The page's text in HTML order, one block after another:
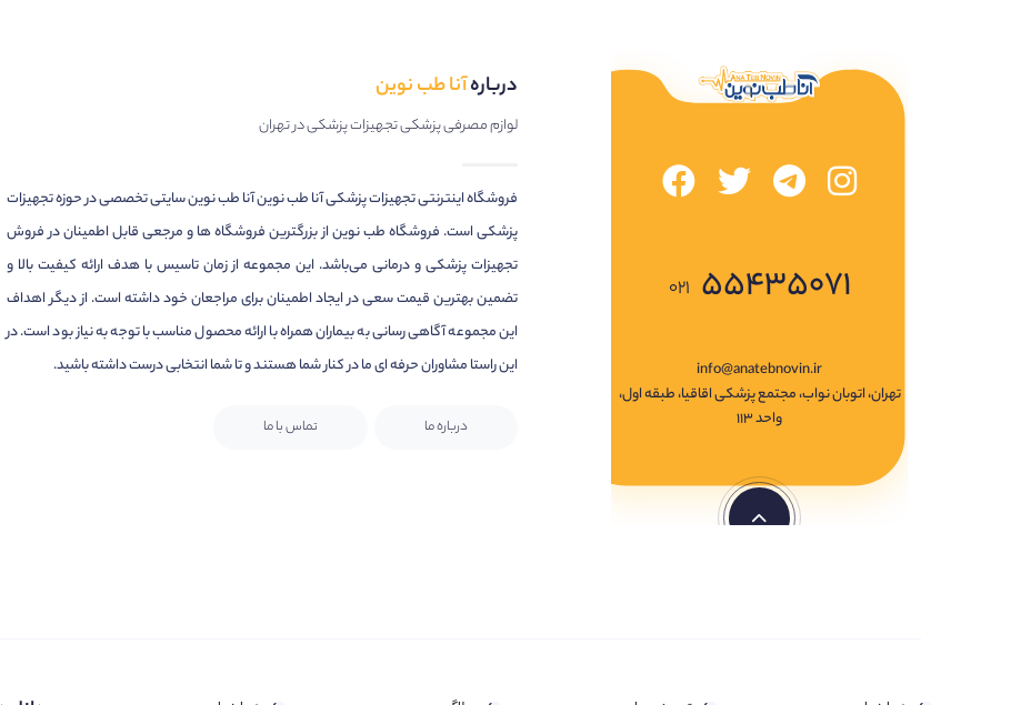
۰۲۱ ۵۵۴۳۵۰۷۱
info@anatebnovin.ir
تهران، اتوبان نواب، مجتمع پزشکی اقاقیا، طبقه اول،
واحد ۱۱۳
دربارهآنا طب نوین
لوازم مصرفی پزشکی تجهیزات پزشکی در تهران
فروشگاه اینترنتی تجهیزات پزشکی آنا طب نوین آنا طب نوین سایتی تخصصی در حوزه تجهیزات
پزشکی است. فروشگاه طب نوین از بزرگترین فروشگاه ها و مرجعی قابل اطمینان در فروش
تجهیزات پزشکی و درمانی می‌باشد. این مجموعه از زمان تاسیس با هدف ارائه کیفیت بالا و
تضمین بهترین قیمت سعی در ایجاد اطمینان برای مراجعان خود داشته است. از دیگر اهداف
این مجموعه آگاهی رسانی به بیماران همراه با ارائه محصول مناسب با توجه به نیاز بود است. در
این راستا مشاوران حرفه ای ما در کنار شما هستند و تا شما انتخابی درست داشته باشید.
درباره ما تماس با ما